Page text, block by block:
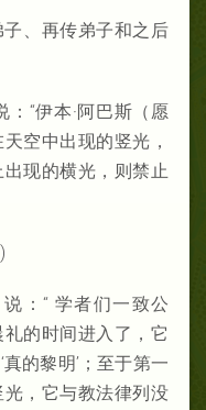
、再传弟子和之后
：“伊本·阿巴斯（愿
空中出现的竖光，
现的横光，则禁止
：“ 学者们一致公
的时间进入了，它
的黎明’；至于第一
，它与教法律列没